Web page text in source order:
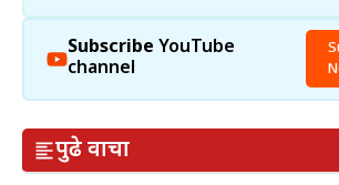
Subscribe YouTube
channel
पुढे वाचा